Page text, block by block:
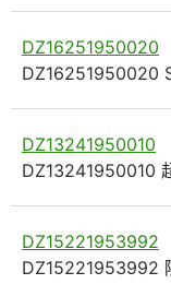
DZ16251950020
DZ16251950020
DZ13241950010
DZ13241950010
DZ15221953992
DZ15221953992